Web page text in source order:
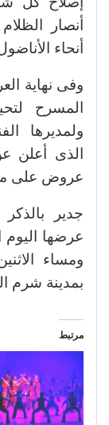
أنصار
أنحاء
وفى نهاية
المسرح
ولمديرها
الذى أعلن
عروض على
جدير
بمدينة شرم
مرتبط